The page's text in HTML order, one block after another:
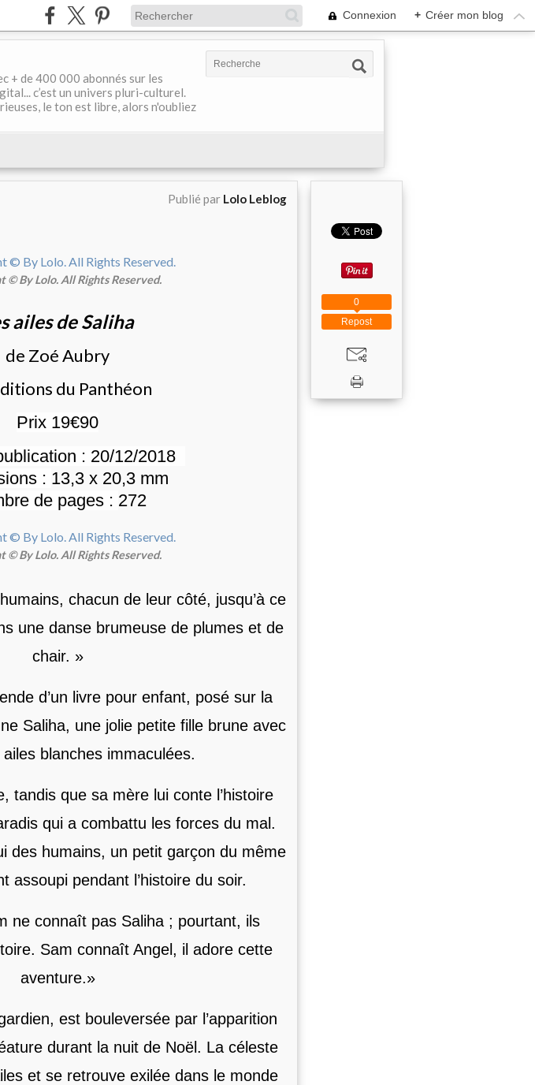
Connexion + Créer mon blog
+ de 400 000 abonnés sur les
c’est un univers pluri-culturel.
le ton est libre, alors n'oubliez
Publié par Lolo Leblog
© By Lolo. All Rights Reserved.
ailes de Saliha
de Zoé Aubry
du Panthéon
Prix 19€90
: 20/12/2018
: 13,3 x 20,3 mm
de pages : 272
© By Lolo. All Rights Reserved.
chacun de leur côté, jusqu’à ce
une danse brumeuse de plumes et de
chair. »
d’un livre pour enfant, posé sur la
Saliha, une jolie petite fille brune avec
blanches immaculées.
tandis que sa mère lui conte l’histoire
qui a combattu les forces du mal.
des humains, un petit garçon du même
assoupi pendant l’histoire du soir.
ne connaît pas Saliha ; pourtant, ils
Sam connaît Angel, il adore cette
aventure.»
est bouleversée par l’apparition
durant la nuit de Noël. La céleste
et se retrouve exilée dans le monde
Repost
0